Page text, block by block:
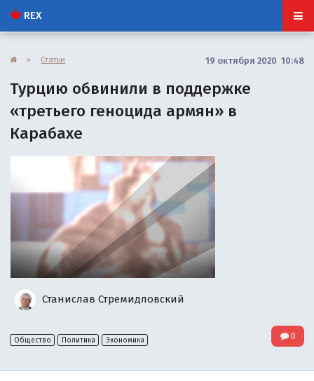
REX
» Статьи 19 октября 2020 10:48
Турцию обвинили в поддержке
«третьего геноцида армян» в
Карабахе
Станислав Стремидловский
Общество Политика Экономика 0